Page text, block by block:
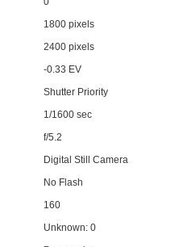
1800 pixels
2400 pixels
-0.33 EV
Shutter Priority
1/1600 sec
f/5.2
Digital Still Camera
No Flash
160
Unknown: 0